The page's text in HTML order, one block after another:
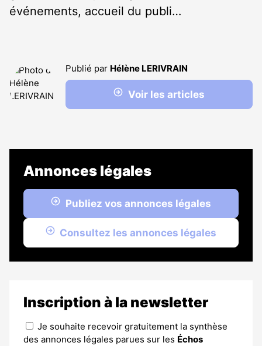
événements, accueil du publi…
Publié par Hélène LERIVRAIN
Voir les articles
Annonces légales
Publiez vos annonces légales
Consultez les annonces légales
Inscription à la newsletter
Je souhaite recevoir gratuitement la synthèse
des annonces légales parues sur les Échos